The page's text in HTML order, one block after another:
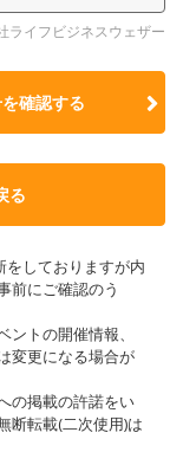
ライフビジネスウェザー
確認する
る
しておりますが内
前にご確認のう
トの開催情報、
変更になる場合が
の掲載の許諾をい
断転載(二次使用)は